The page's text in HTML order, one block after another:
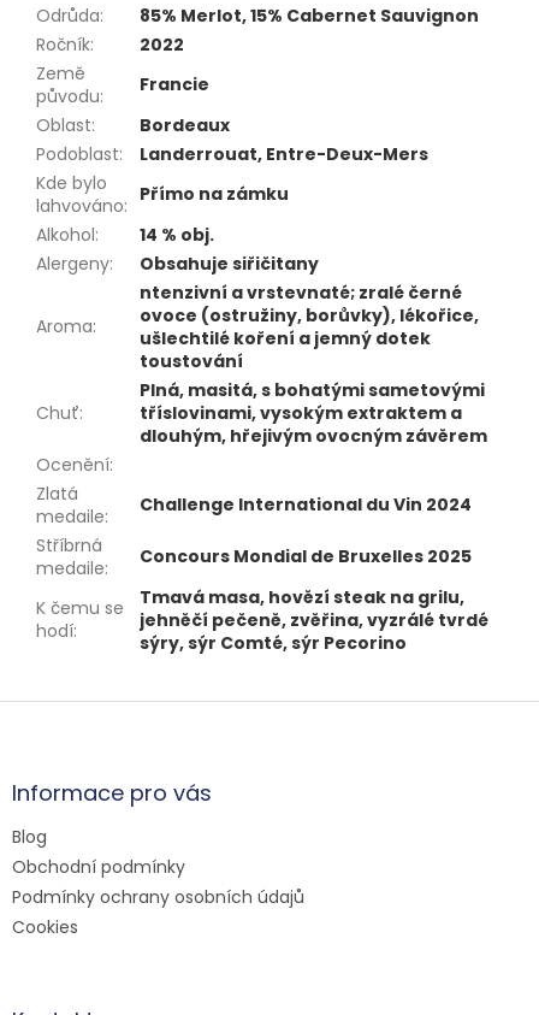
Odrůda:
85% Merlot, 15% Cabernet Sauvignon
Ročník:
2022
Země
původu:
Francie
Oblast:
Bordeaux
Podoblast:
Landerrouat, Entre-Deux-Mers
Kde bylo
lahvováno: Přímo na zámku
Alkohol:
14 % obj.
Alergeny: Obsahuje siřičitany
Aroma:
ntenzivní a vrstevnaté; zralé černé
ovoce (ostružiny, borůvky), lékořice,
ušlechtilé koření a jemný dotek
toustování
Chuť:
Plná, masitá, s bohatými sametovými
tříslovinami, vysokým extraktem a
dlouhým, hřejivým ovocným závěrem
Ocenění:
Zlatá
medaile:
Challenge International du Vin 2024
Stříbrná
medaile: Concours Mondial de Bruxelles 2025
K čemu se
hodí:
Tmavá masa, hovězí steak na grilu,
jehněčí pečeně, zvěřina, vyzrálé tvrdé
sýry, sýr Comté, sýr Pecorino
Z
aInformace pro vás
Blog
Obchodní podmínky
Podmínky ochrany osobních údajů
Cookies